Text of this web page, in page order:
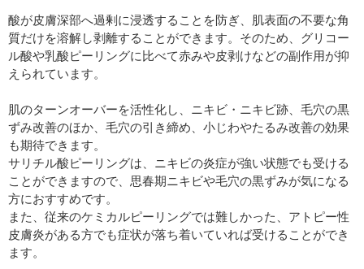
酸が皮膚深部へ過剰に浸透することを防ぎ、肌表面の不要な角
質だけを溶解し剥離することができます。そのため、グリコー
ル酸や乳酸ピーリングに比べて赤みや皮剥けなどの副作用が抑
えられています。
肌のターンオーバーを活性化し、ニキビ・ニキビ跡、毛穴の黒
ずみ改善のほか、毛穴の引き締め、小じわやたるみ改善の効果
も期待できます。
サリチル酸ピーリングは、ニキビの炎症が強い状態でも受ける
ことができますので、思春期ニキビや毛穴の黒ずみが気になる
方におすすめです。
また、従来のケミカルピーリングでは難しかった、アトピー性
皮膚炎がある方でも症状が落ち着いていれば受けることができ
ます。